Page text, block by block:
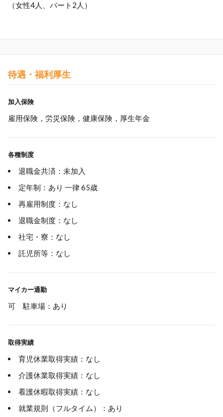
（女性4人、パート2人）
待遇・福利厚生
加入保険
雇用保険，労災保険，健康保険，厚生年金
各種制度
退職金共済：未加入
定年制：あり 一律 65歳
再雇用制度：なし
退職金制度：なし
社宅・寮：なし
託児所等：なし
マイカー通勤
可 駐車場：あり
取得実績
育児休業取得実績：なし
介護休業取得実績：なし
看護休暇取得実績：なし
就業規則（フルタイム）：あり